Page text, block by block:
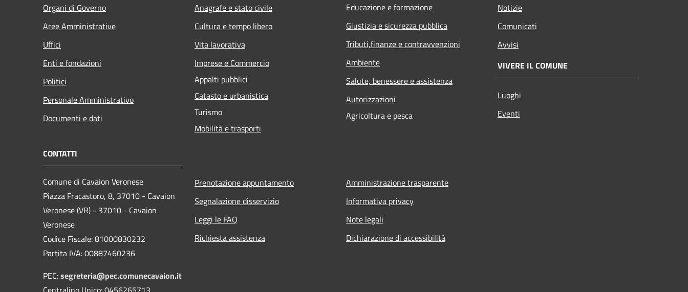
Organi di Governo
Aree Amministrative
Uffici
Enti e fondazioni
Politici
Personale Amministrativo
Documenti e dati
Anagrafe e stato civile
Cultura e tempo libero
Vita lavorativa
Imprese e Commercio
Appalti pubblici
Catasto e urbanistica
Turismo
Mobilità e trasporti
Educazione e formazione
Giustizia e sicurezza pubblica
Tributi,finanze e contravvenzioni
Ambiente
Salute, benessere e assistenza
Autorizzazioni
Agricoltura e pesca
Notizie
Comunicati
Avvisi
VIVERE IL COMUNE
Luoghi
Eventi
CONTATTI
Comune di Cavaion Veronese
Piazza Fracastoro, 8, 37010 - Cavaion
Veronese (VR) - 37010 - Cavaion
Veronese
Codice Fiscale: 81000830232
Partita IVA: 00887460236
PEC:segreteria@pec.comunecavaion.it
Prenotazione appuntamento
Segnalazione disservizio
Leggi le FAQ
Richiesta assistenza
Amministrazione trasparente
Informativa privacy
Note legali
Dichiarazione di accessibilità